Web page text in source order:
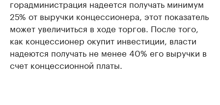
горадминистрация надеется получать минимум
25% от выручки концессионера, этот показатель
может увеличиться в ходе торгов. После того,
как концессионер окупит инвестиции, власти
надеются получать не менее 40% его выручки в
счет концессионной платы.